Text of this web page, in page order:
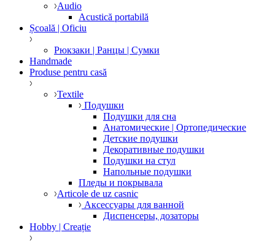
Audio
Acustică portabilă
Școală | Oficiu
Рюкзаки | Ранцы | Сумки
Handmade
Produse pentru casă
Textile
Подушки
Подушки для сна
Анатомические | Ортопедические
Детские подушки
Декоративные подушки
Подушки на стул
Напольные подушки
Пледы и покрывала
Articole de uz casnic
Аксессуары для ванной
Диспенсеры, дозаторы
Hobby | Creație